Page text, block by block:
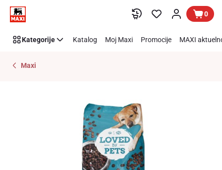
Preskoči link 0
Kategorije Katalog Moj Maxi Promocije MAXI
Maxi